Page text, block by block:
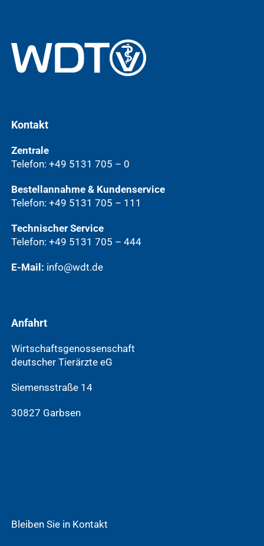
Kontakt
Zentrale
Telefon: +49 5131 705 – 0
Bestellannahme & Kundenservice
Telefon: +49 5131 705 – 111
Technischer Service
Telefon: +49 5131 705 – 444
E-Mail: info@wdt.de
Anfahrt
Wirtschaftsgenossenschaft
deutscher Tierärzte eG
Siemensstraße 14
30827 Garbsen
Bleiben Sie in Kontakt